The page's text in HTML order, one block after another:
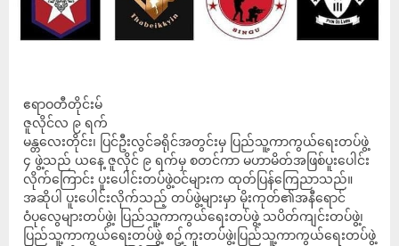
ဧရာဝတီတိုင်းမ်
ဇူလိုင်လ ၉ ရက်
မန္တလေးတိုင်း၊ ပြင်ဦးလွင်ခရိုင်အတွင်းမှ ပြည်သူ့ကာကွယ်ရေးတပ်ဖွဲ့
၄ ဖွဲ့သည် ယနေ့ ဇူလိုင် ၉ ရက်မှ စတင်ကာ မဟာမိတ်အဖြစ်ပူးပေါင်း
လိုက်ကြောင်း ပူးပေါင်းတပ်ဖွဲ့ဝင်များက ထုတ်ပြန်ကြေညာသည်။
အဆိုပါ ပူးပေါင်းလိုက်သည့် တပ်ဖွဲ့များမှာ မိုးကုတ်၏အနီရောင်
ဝံပုလွေများတပ်ဖွဲ့၊ ပြည်သူ့ကာကွယ်ရေးတပ်ဖွဲ့ သပိတ်ကျင်းတပ်ဖွဲ့၊
ပြည်သူ့ကာကွယ်ရေးတပ်ဖွဲ့ စဥ့်ကူးတပ်ဖွဲ့၊ပြည်သူ့ကာကွယ်ရေးတပ်ဖွဲ့